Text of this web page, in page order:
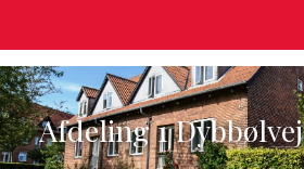
Afdeling 1 Dybbølvej